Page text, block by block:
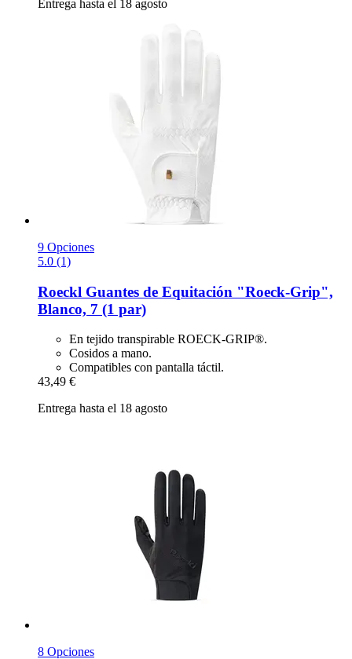
Entrega hasta el 18 agosto
9 Opciones
5.0 (1)
Roeckl Guantes de Equitación "Roeck-​Grip",
Blanco, 7 (1 par)
En tejido transpirable ROECK-GRIP®.
Cosidos a mano.
Compatibles con pantalla táctil.
43,49 €
Entrega hasta el 18 agosto
8 Opciones